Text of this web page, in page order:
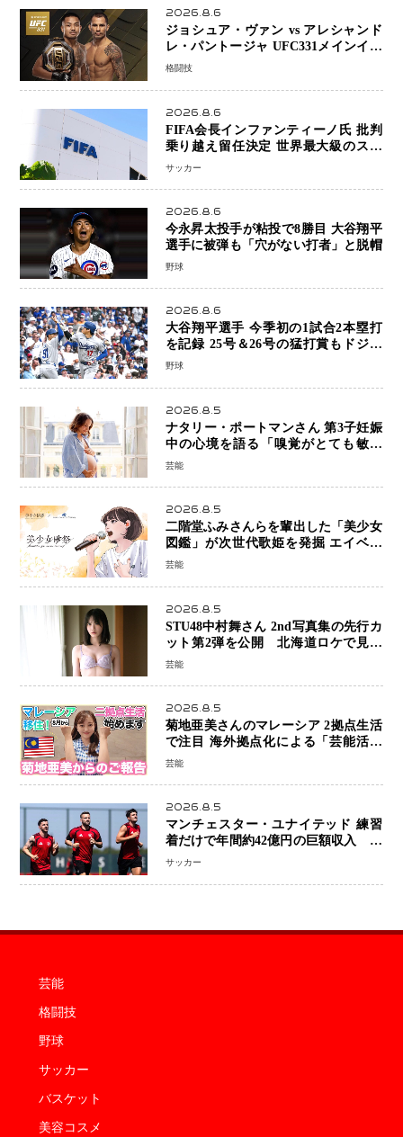
2026.8.6
ジョシュア・ヴァン vs アレシャンド
レ・パントージャ UFC331メインイベ
ントで再戦決定 「完全決着」に世界
王座挑戦は再び遠のく
格闘技
2026.8.6
FIFA会長インファンティーノ氏 批判
乗り越え留任決定 世界最大級のスポ
ーツ組織を支える「権威」は揺るがず
サッカー
2026.8.6
今永昇太投手が粘投で8勝目 大谷翔平
選手に被弾も「穴がない打者」と脱帽
野球
2026.8.6
大谷翔平選手 今季初の1試合2本塁打
を記録 25号＆26号の猛打賞もドジャ
ースは今季ワーストの6連敗
野球
2026.8.5
ナタリー・ポートマンさん 第3子妊娠
中の心境を語る「嗅覚がとても敏感
に」マタニティフォトも公開
芸能
2026.8.5
二階堂ふみさんらを輩出した「美少女
図鑑」が次世代歌姫を発掘 エイベッ
クスと「美少女歌祭2026」開催決定
芸能
2026.8.5
STU48中村舞さん 2nd写真集の先行カ
ット第2弾を公開 北海道ロケで見せ
た“大人の魅力”と新たな挑戦
芸能
2026.8.5
菊地亜美さんのマレーシア 2拠点生活
で注目 海外拠点化による「芸能活動
と税務」の関係とは
芸能
2026.8.5
マンチェスター・ユナイテッド 練習
着だけで年間約42億円の巨額収入 世
界最高額級スポンサー契約が示すサッ
サッカー
芸能
格闘技
野球
サッカー
バスケット
美容コスメ